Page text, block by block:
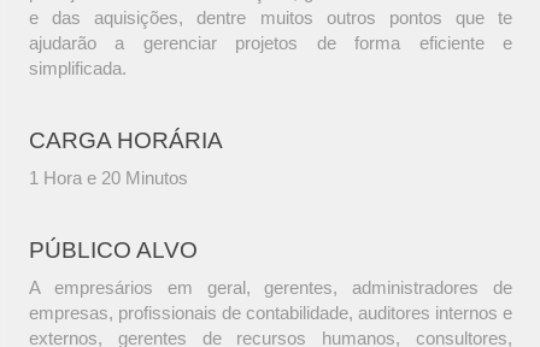
e das aquisições, dentre muitos outros pontos que te
ajudarão a gerenciar projetos de forma eficiente e
simplificada.
CARGA HORÁRIA
1 Hora e 20 Minutos
PÚBLICO ALVO
A empresários em geral, gerentes, administradores de
empresas, profissionais de contabilidade, auditores internos e
externos, gerentes de recursos humanos, consultores,